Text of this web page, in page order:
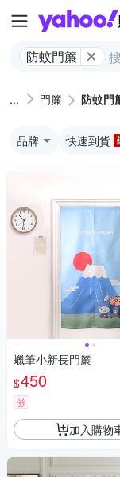
防蚊門簾
門簾 防蚊門
品牌 快速到貨
蠟筆小新長門簾
$450
券
加入購物